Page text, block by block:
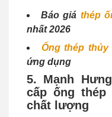
Báo giá thép
nhất 2026
Ống thép thủy
ứng dụng
5. Mạnh
cấp ống
chất lượng